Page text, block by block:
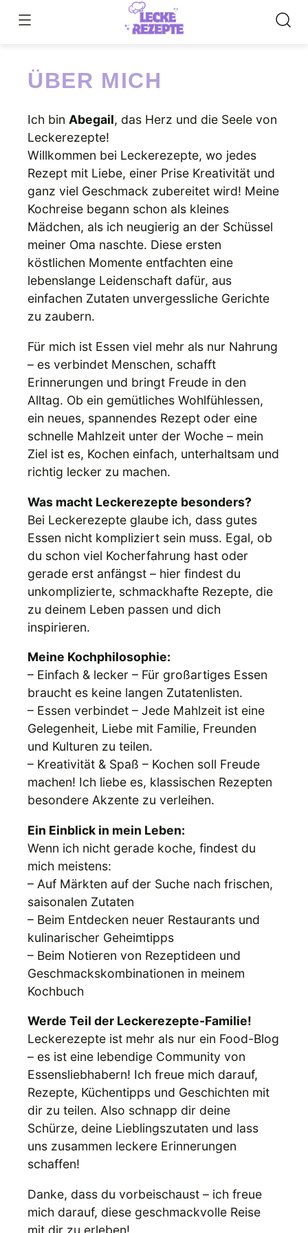
ÜBER MICH
Ich bin Abegail, das Herz und die Seele von
Leckerezepte!
Willkommen bei Leckerezepte, wo jedes
Rezept mit Liebe, einer Prise Kreativität und
ganz viel Geschmack zubereitet wird! Meine
Kochreise begann schon als kleines
Mädchen, als ich neugierig an der Schüssel
meiner Oma naschte. Diese ersten
köstlichen Momente entfachten eine
lebenslange Leidenschaft dafür, aus
einfachen Zutaten unvergessliche Gerichte
zu zaubern.
Für mich ist Essen viel mehr als nur Nahrung
– es verbindet Menschen, schafft
Erinnerungen und bringt Freude in den
Alltag. Ob ein gemütliches Wohlfühlessen,
ein neues, spannendes Rezept oder eine
schnelle Mahlzeit unter der Woche – mein
Ziel ist es, Kochen einfach, unterhaltsam und
richtig lecker zu machen.
Was macht Leckerezepte besonders?
Bei Leckerezepte glaube ich, dass gutes
Essen nicht kompliziert sein muss. Egal, ob
du schon viel Kocherfahrung hast oder
gerade erst anfängst – hier findest du
unkomplizierte, schmackhafte Rezepte, die
zu deinem Leben passen und dich
inspirieren.
Meine Kochphilosophie:
– Einfach & lecker – Für großartiges Essen
braucht es keine langen Zutatenlisten.
– Essen verbindet – Jede Mahlzeit ist eine
Gelegenheit, Liebe mit Familie, Freunden
und Kulturen zu teilen.
– Kreativität & Spaß – Kochen soll Freude
machen! Ich liebe es, klassischen Rezepten
besondere Akzente zu verleihen.
Ein Einblick in mein Leben:
Wenn ich nicht gerade koche, findest du
mich meistens:
– Auf Märkten auf der Suche nach frischen,
saisonalen Zutaten
– Beim Entdecken neuer Restaurants und
kulinarischer Geheimtipps
– Beim Notieren von Rezeptideen und
Geschmackskombinationen in meinem
Kochbuch
Werde Teil der Leckerezepte-Familie!
Leckerezepte ist mehr als nur ein Food-Blog
– es ist eine lebendige Community von
Essensliebhabern! Ich freue mich darauf,
Rezepte, Küchentipps und Geschichten mit
dir zu teilen. Also schnapp dir deine
Schürze, deine Lieblingszutaten und lass
uns zusammen leckere Erinnerungen
schaffen!
Danke, dass du vorbeischaust – ich freue
mich darauf, diese geschmackvolle Reise
mit dir zu erleben!